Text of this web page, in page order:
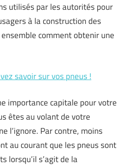
utilisés par les autorités pour
à la construction des
comment obtenir une
savoir sur vos pneus !
importance capitale pour votre
êtes au volant de votre
l’ignore. Par contre, moins
au courant que les pneus sont
lorsqu’il s’agit de la